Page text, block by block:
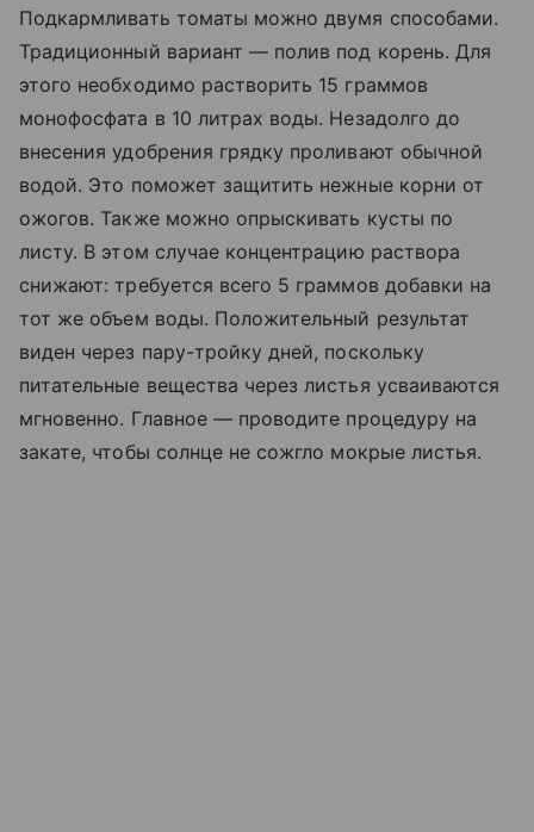
Подкармливать томаты можно двумя способами.
Традиционный вариант — полив под корень. Для
этого необходимо растворить 15 граммов
монофосфата в 10 литрах воды. Незадолго до
внесения удобрения грядку проливают обычной
водой. Это поможет защитить нежные корни от
ожогов. Также можно опрыскивать кусты по
листу. В этом случае концентрацию раствора
снижают: требуется всего 5 граммов добавки на
тот же объем воды. Положительный результат
виден через пару-тройку дней, поскольку
питательные вещества через листья усваиваются
мгновенно. Главное — проводите процедуру на
закате, чтобы солнце не сожгло мокрые листья.